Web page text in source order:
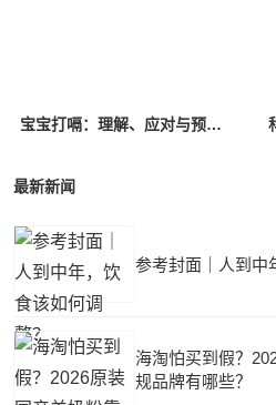
宝宝打嗝：理解、应对与预防的全面指南
最新新闻
参考封面｜人到中
海淘怕买到假？
规品牌有哪些？